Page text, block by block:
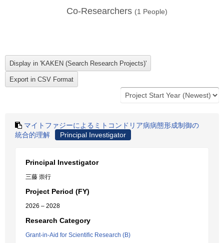
Co-Researchers (1 People)
マイトファジーによるミトコンドリア病病態形成制御の
統合的理解
Principal Investigator
Principal Investigator
三藤 崇行
Project Period (FY)
2026 – 2028
Research Category
Grant-in-Aid for Scientific Research (B)